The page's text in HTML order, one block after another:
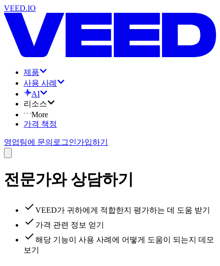
VEED.IO
제품
사용 사례
AI
리소스
More
가격 책정
영업팀에 문의 로그인가입하기
전문가와 상담하기
VEED가 귀하에게 적합한지 평가하는 데 도움 받기
가격 관련 정보 얻기
해당 기능이 사용 사례에 어떻게 도움이 되는지 데모
보기